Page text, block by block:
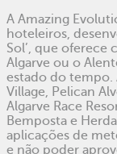
A Amazing
hoteleiros,
Sol’, que oferece
Algarve ou o
estado do tempo.
Village, Pelican
Algarve Race
Bemposta e
aplicações de
e não poder